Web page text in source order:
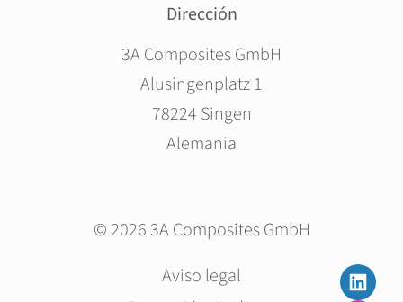
Dirección
3A Composites GmbH
Alusingenplatz 1
78224 Singen
Alemania
© 2026 3A Composites GmbH
Aviso legal